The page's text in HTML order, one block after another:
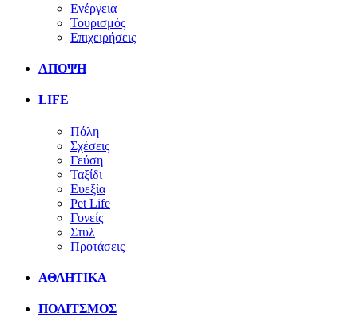
Ενέργεια
Τουρισμός
Επιχειρήσεις
ΑΠΟΨΗ
LIFE
Πόλη
Σχέσεις
Γεύση
Ταξίδι
Ευεξία
Pet Life
Γονείς
Στυλ
Προτάσεις
ΑΘΛΗΤΙΚΑ
ΠΟΛΙΤΣΜΟΣ